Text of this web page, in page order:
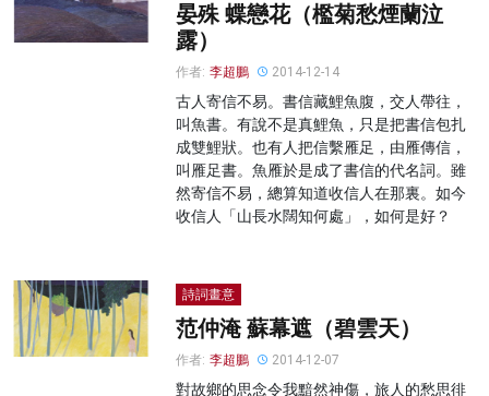
晏殊 蝶戀花（檻菊愁煙蘭泣
露）
作者: 李超鵬 2014-12-14
古人寄信不易。書信藏鯉魚腹，交人帶往，
叫魚書。有說不是真鯉魚，只是把書信包扎
成雙鯉狀。也有人把信繫雁足，由雁傳信，
叫雁足書。魚雁於是成了書信的代名詞。雖
然寄信不易，總算知道收信人在那裏。如今
收信人「山長水闊知何處」，如何是好？
詩詞畫意
范仲淹 蘇幕遮（碧雲天）
作者: 李超鵬 2014-12-07
對故鄉的思念令我黯然神傷，旅人的愁思徘